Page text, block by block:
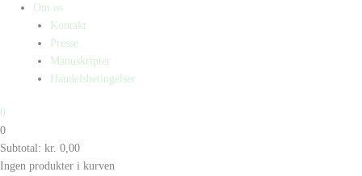
Om os
Kontakt
Presse
Manuskripter
Handelsbetingelser
0
0
Subtotal: kr. 0,00
Ingen produkter i kurven